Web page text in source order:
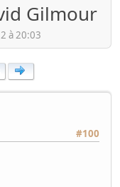
Gilmour
à 20:03
#100